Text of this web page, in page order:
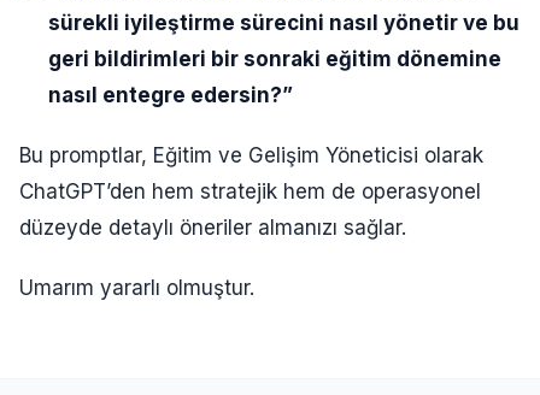
sürekli iyileştirme sürecini nasıl yönetir ve bu
geri bildirimleri bir sonraki eğitim dönemine
nasıl entegre edersin?”
Bu promptlar, Eğitim ve Gelişim Yöneticisi olarak
ChatGPT’den hem stratejik hem de operasyonel
düzeyde detaylı öneriler almanızı sağlar.
Umarım yararlı olmuştur.